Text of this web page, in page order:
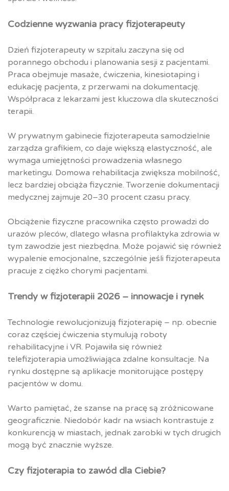
Codzienne wyzwania pracy fizjoterapeuty
Dzień fizjoterapeuty w szpitalu zaczyna się od
porannego obchodu i planowania sesji z pacjentami.
Praca obejmuje masaże, ćwiczenia, kinesiotaping i
edukację pacjenta, z przerwami na dokumentację.
Współpraca z lekarzami jest kluczowa dla skuteczności
terapii.
W prywatnym gabinecie fizjoterapeuta samodzielnie
zarządza grafikiem, co daje większą elastyczność, ale
wymaga umiejętności prowadzenia własnego
marketingu. Domowa rehabilitacja zwiększa mobilność,
lecz bardziej obciąża fizycznie. Tworzenie dokumentacji
medycznej zajmuje 20–30 procent czasu pracy.
Obciążenie fizyczne pracownika często prowadzi do
urazów pleców, dlatego własna profilaktyka zdrowia w
tym zawodzie jest niezbędna. Może pojawić się również
wypalenie emocjonalne, szczególnie jeśli fizjoterapeuta
pracuje z ciężko chorymi pacjentami.
Trendy w fizjoterapii 2026 – innowacje i rynek
Technologie rewolucjonizują fizjoterapię – np. obecnie
coraz częściej ćwiczenia stymulują roboty
rehabilitacyjne i VR. Pojawiła się również
telefizjoterapia umożliwiająca zdalne konsultacje. Na
rynku dostępne są aplikacje monitorujące postępy
pacjentów w domu.
Warto pamiętać, że szanse na pracę są zróżnicowane
geograficznie. Niedobór kadr na wsiach kontrastuje z
konkurencją w miastach, jednak zarobki w tych drugich
mogą być znacznie wyższe.
Czy fizjoterapia to zawód dla Ciebie?